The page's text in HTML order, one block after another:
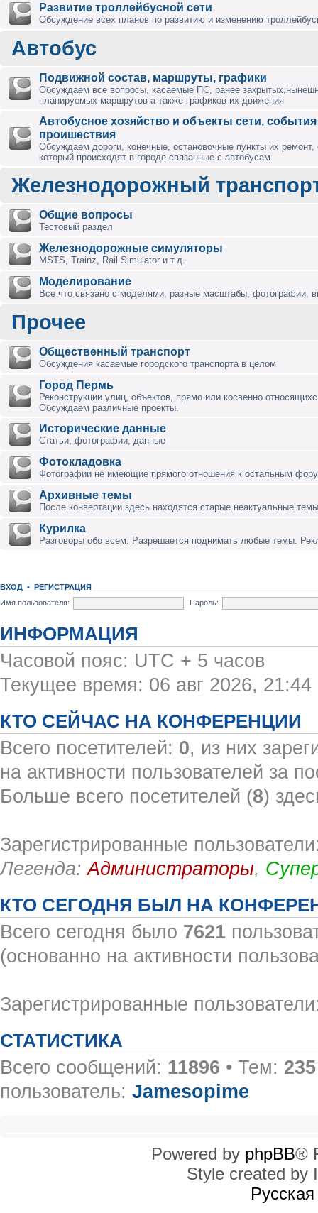
Развитие троллейбусной сети
Обсуждение всех планов по развитию и изменению
Автобус
Подвижной состав, маршруты, графики
Обсуждаем все вопросы, касаемые ПС, ранее
планируемых маршрутов а также графиков их движения
Автобусное хозяйство и объекты сети,
проишествия
Обсуждаем дороги, конечные, остановочные пункты их ремонт,
который происходят в городе связанные с автобусам
Железнодорожный
Общие вопросы
Тестовый раздел
Железнодорожные симуляторы
MSTS, Trainz, Rail Simulator и т.д.
Моделирование
Все что связано с моделями, разные масштабы, фотографии,
Прочее
Общественный транспорт
Обсуждения касаемые городского транспорта в целом
Город Пермь
Реконструкции улиц, объектов, прямо или косвенно
Обсуждаем различные проекты.
Исторические данные
Статьи, фотографии, данные
Фотокладовка
Фотографии не имеющие прямого отношения к остальным
Архивные темы
После конвертации здесь находятся старые неактуальные
Курилка
Разговоры обо всем. Разрешается поднимать любые темы.
ВХОД • РЕГИСТРАЦИЯ
Имя пользователя:
Пароль:
ИНФОРМАЦИЯ
Часовой пояс: UTC + 5 часов
Текущее время: 06 авг 2026, 21:44
КТО СЕЙЧАС НА КОНФЕРЕНЦИИ
Всего посетителей: 0, из них
на активности пользователей за
Больше всего посетителей (8)
Зарегистрированные
Легенда:Администраторы,
КТО СЕГОДНЯ БЫЛ НА
Всего сегодня было 7621
(основанно на активности
Зарегистрированные
СТАТИСТИКА
Всего сообщений: 11896 • Тем: 235
пользователь: Jamesopime
Powered by phpBB®
Style created by